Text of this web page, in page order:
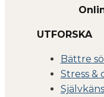
UTFORSKA
Bättre
Stress &